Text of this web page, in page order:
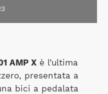
AMP Xè l’ultima
presentata a
bici a pedalata